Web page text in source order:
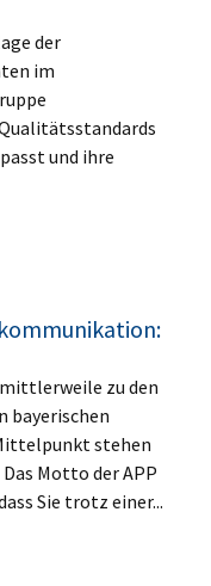
der
im
und ihre
zu den
bayerischen
stehen
Motto der APP
Sie trotz einer...